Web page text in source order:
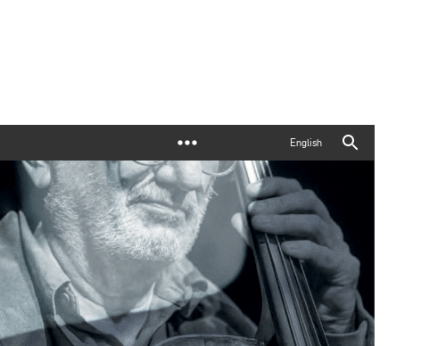
English